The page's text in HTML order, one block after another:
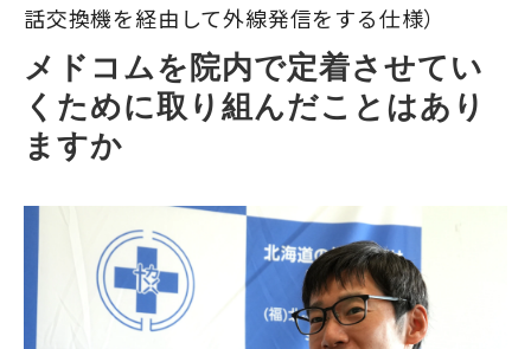
話交換機を経由して外線発信をする仕様）
メドコムを院内で定着させてい
くために取り組んだことはあり
ますか